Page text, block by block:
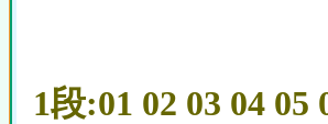
1段:01 02 03 04 05